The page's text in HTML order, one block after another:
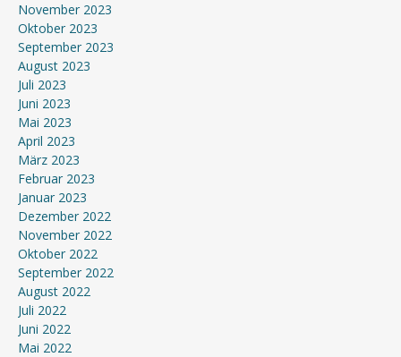
November 2023
Oktober 2023
September 2023
August 2023
Juli 2023
Juni 2023
Mai 2023
April 2023
März 2023
Februar 2023
Januar 2023
Dezember 2022
November 2022
Oktober 2022
September 2022
August 2022
Juli 2022
Juni 2022
Mai 2022